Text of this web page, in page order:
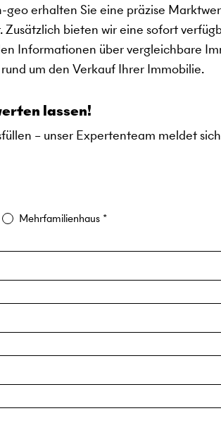
geo erhalten Sie eine präzise
bieten wir eine sofort
Informationen über vergleichbare
um den Verkauf Ihrer Immobilie.
lassen!
– unser Expertenteam meldet
Mehrfamilienhaus